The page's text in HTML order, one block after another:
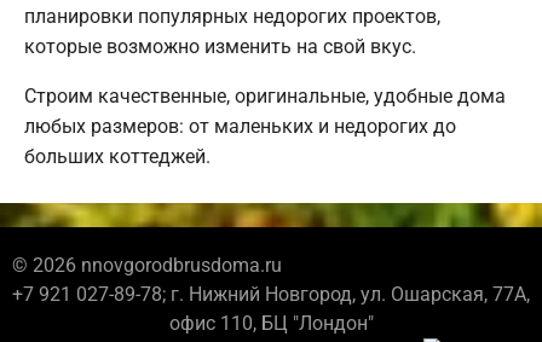
планировки популярных недорогих проектов,
которые возможно изменить на свой вкус.
Строим качественные, оригинальные, удобные дома
любых размеров: от маленьких и недорогих до
больших коттеджей.
© 2026 nnovgorodbrusdoma.ru
+7 921 027-89-78; г. Нижний Новгород, ул. Ошарская, 77А,
офис 110, БЦ "Лондон"